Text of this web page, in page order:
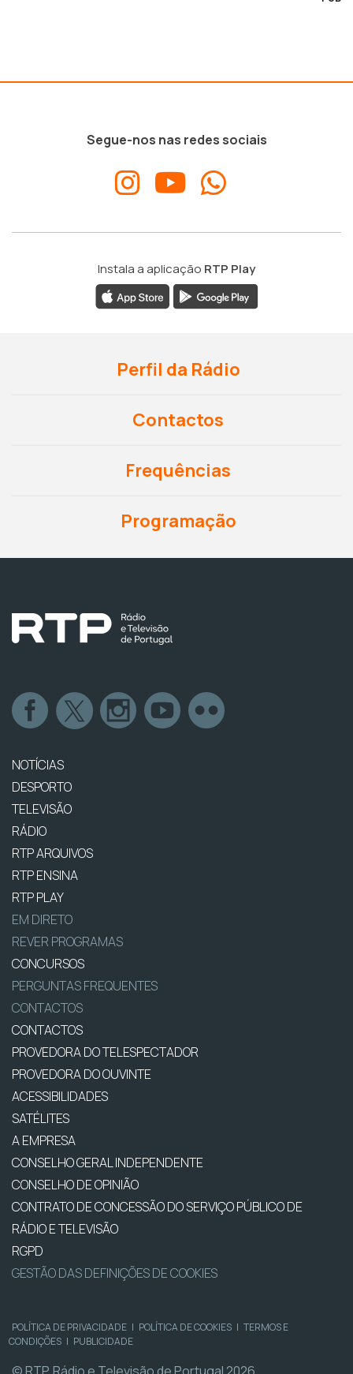
Segue-nos nas redes sociais
Instala a aplicação RTP Play
Perfil da Rádio
Contactos
Frequências
Programação
NOTÍCIAS
DESPORTO
TELEVISÃO
RÁDIO
RTP ARQUIVOS
RTP ENSINA
RTP PLAY
EM DIRETO
REVER PROGRAMAS
CONCURSOS
PERGUNTAS FREQUENTES
CONTACTOS
CONTACTOS
PROVEDORA DO TELESPECTADOR
PROVEDORA DO OUVINTE
ACESSIBILIDADES
SATÉLITES
A EMPRESA
CONSELHO GERAL INDEPENDENTE
CONSELHO DE OPINIÃO
CONTRATO DE CONCESSÃO DO SERVIÇO PÚBLICO DE
RÁDIO E TELEVISÃO
RGPD
GESTÃO DAS DEFINIÇÕES DE COOKIES
POLÍTICA DE PRIVACIDADE | POLÍTICA DE COOKIES | TERMOS E
CONDIÇÕES | PUBLICIDADE